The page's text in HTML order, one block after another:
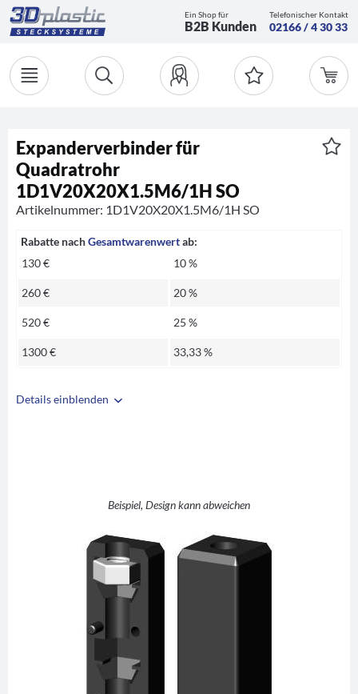
Ein Shop für
B2B Kunden
Telefonischer Kontakt
02166 / 4 30 33
Details einblenden
Beispiel, Design kann abweichen
Expanderverbinder für
Quadratrohr
1D1V20X20X1.5M6/1H SO
Artikelnummer: 1D1V20X20X1.5M6/1H SO
Rabatte nachGesamtwarenwertab:
130 €
10 %
260 € 20 %
520 € 25 %
1300 € 33,33 %